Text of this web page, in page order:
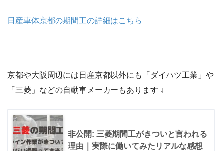
日産車体京都の期間工の詳細はこちら
京都や大阪周辺には日産京都以外にも「ダイハツ工業」や
「三菱」などの自動車メーカーもあります ↓
非公開: 三菱期間工がきついと言われる
理由｜実際に働いてみたリアルな感想